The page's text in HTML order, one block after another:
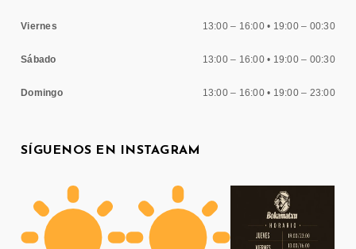
Viernes 13:00 – 16:00 • 19:00 – 00:30
Sábado 13:00 – 16:00 • 19:00 – 00:30
Domingo 13:00 – 16:00 • 19:00 – 23:00
SÍGUENOS EN INSTAGRAM